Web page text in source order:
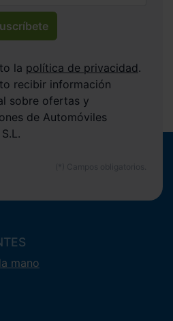
la política de privacidad.
recibir información
sobre ofertas y
de Automóviles
mano